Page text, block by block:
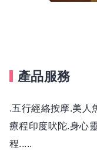
產品服務
.五行經絡按摩.美人
療程印度吠陀.身心
程.....